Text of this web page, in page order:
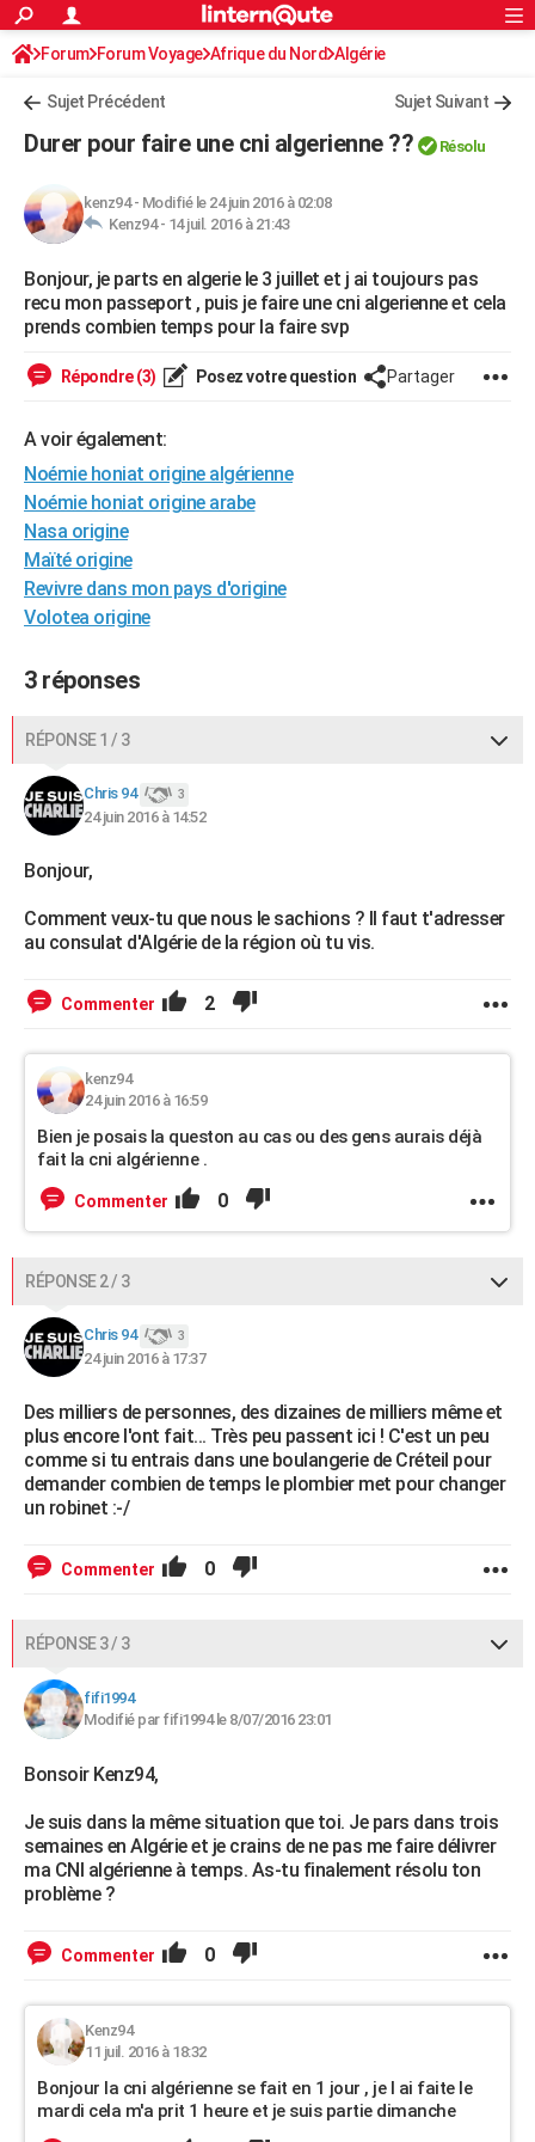
ACTUALITÉS
Politique
Société
Faits Divers
Education
Monde
Villes
+
Retraite
Impôts
Epargne
Immobilier
Risques naturels par ville
Banque
Assurance
Crédit
AUTO
HIGH-TECH
Mobiles
Meilleur smartphone
Internet
Ordinateurs
Jeux vidéo
Guide high-tech
+BRICOLAGE
Forum
Aménagement intérieur
Extérieur
Cuisine
Salle de bains
Jardinage
Rangement
WEEK-END
SANTE
Alimentation
Guide de la santé
Maladies
Médicaments
Sommeil
VOYAGE
Destinations
City break
Voyage nature
Voyage de noces
Forum
Climat
PHOTO
GUIDES D'ACHAT
Carte de Noël
Carte Bonne année
Carte Saint-Valentin
Carte Pâques
Carte d'anniversaire
Dictionnaire
Biographies
Citations
Expressions
Proverbes
PROGRAMME TV
FORUM
Bricolage
Lifestyle
Culture
Sport
Auto
Television
Voyage
Cinema
S'inscrire
Connexion
Forum Forum Voyage Afrique du Nord Algérie
Sujet Précédent Sujet Suivant
Durer pour faire une cni algerienne ?? Résolu
kenz94- Modifié le 24 juin 2016 à 02:08
Kenz94 - 14 juil. 2016 à 21:43
Bonjour, je parts en algerie le 3 juillet et j ai toujours pas
recu mon passeport , puis je faire une cni algerienne et cela
prends combien temps pour la faire svp
Répondre (3) Posez votre question Partager
A voir également:
Noémie honiat origine algérienne
Noémie honiat origine arabe
Nasa origine
Maïté origine
Revivre dans mon pays d'origine
Volotea origine
3 réponses
RÉPONSE 1 / 3
Chris 94 3
24 juin 2016 à 14:52
Bonjour,
Comment veux-tu que nous le sachions ? Il faut t'adresser
au consulat d'Algérie de la région où tu vis.
Commenter 2
kenz94
24 juin 2016 à 16:59
Bien je posais la queston au cas ou des gens aurais déjà
fait la cni algérienne .
Commenter 0
RÉPONSE 2 / 3
Chris 94 3
24 juin 2016 à 17:37
Des milliers de personnes, des dizaines de milliers même et
plus encore l'ont fait... Très peu passent ici ! C'est un peu
comme si tu entrais dans une boulangerie de Créteil pour
demander combien de temps le plombier met pour changer
un robinet :-/
Commenter 0
RÉPONSE 3 / 3
fifi1994
Modifié par fifi1994 le 8/07/2016 23:01
Bonsoir Kenz94,
Je suis dans la même situation que toi. Je pars dans trois
semaines en Algérie et je crains de ne pas me faire délivrer
ma CNI algérienne à temps. As-tu finalement résolu ton
problème ?
Commenter 0
Kenz94
11 juil. 2016 à 18:32
Bonjour la cni algérienne se fait en 1 jour , je l ai faite le
mardi cela m'a prit 1 heure et je suis partie dimanche